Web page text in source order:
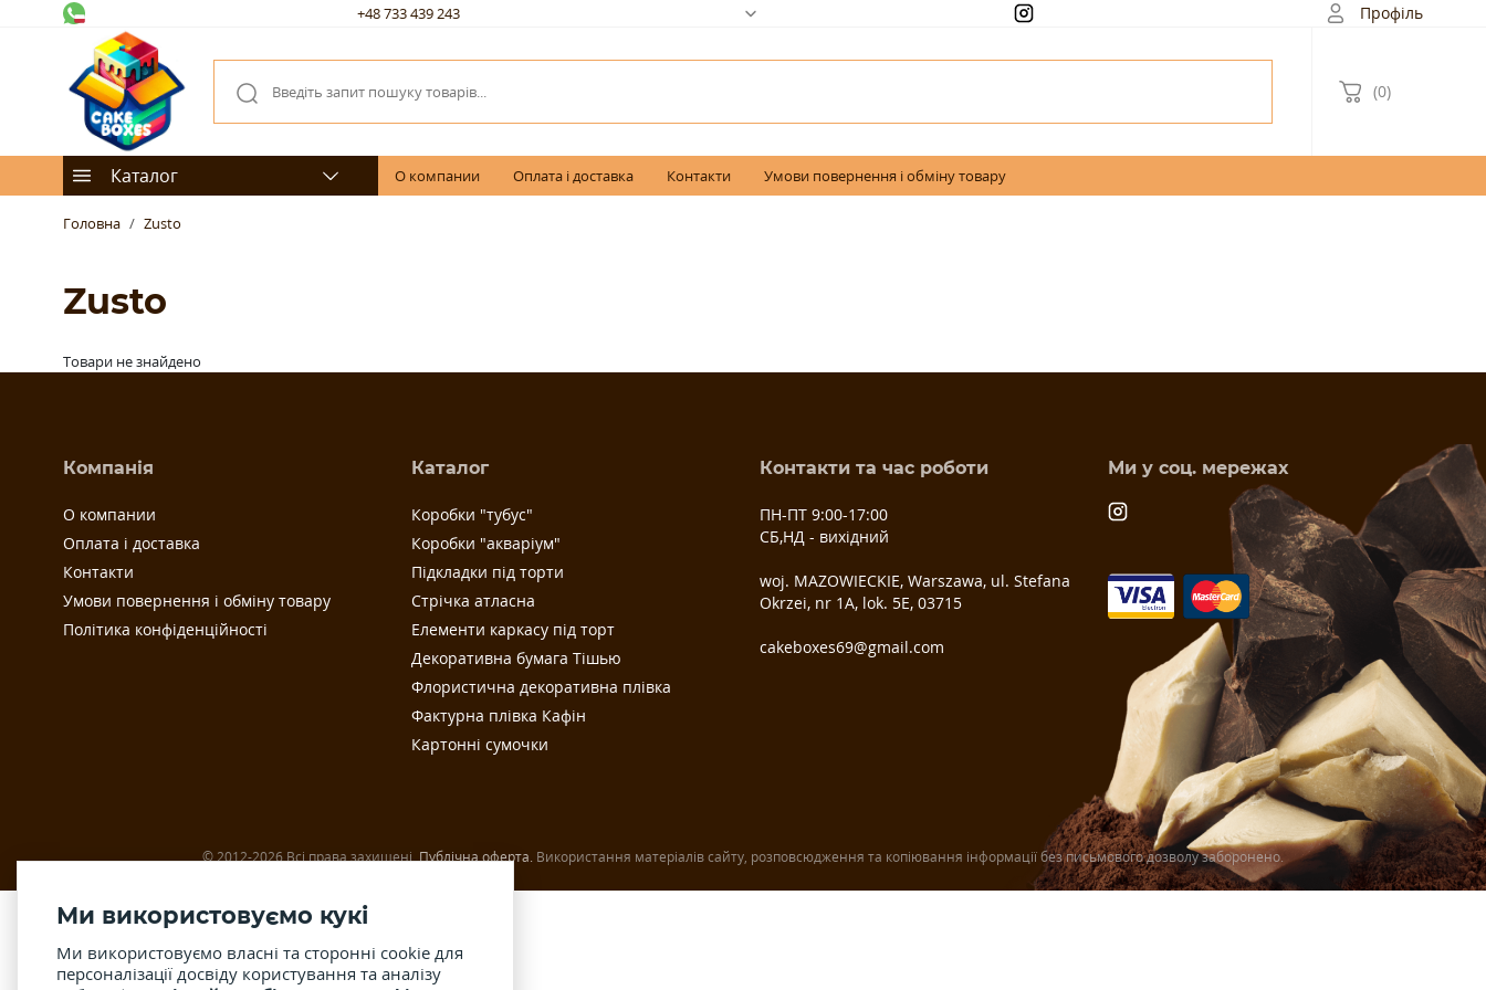
+48 733 439 243 Профіль
(0)
Каталог О компании Оплата і доставка Контакти Умови повернення і обміну товару
Головна Zusto
Zusto
Товари не знайдено
Компанія
О компании
Оплата і доставка
Контакти
Умови повернення і обміну товару
Політика конфіденційності
Каталог
Коробки "тубус"
Коробки "акваріум"
Підкладки під торти
Стрічка атласна
Елементи каркасу під торт
Декоративна бумага Тішью
Флористична декоративна плівка
Фактурна плівка Кафін
Картонні сумочки
Контакти та час роботи
ПН-ПТ 9:00-17:00
СБ,НД - вихідний
woj. MAZOWIECKIE, Warszawa, ul. Stefana
Okrzei, nr 1A, lok. 5E, 03­715
cakeboxes69@gmail.com
Ми у соц. мережах
© 2012-2026 Всі права захищені.Публічна оферта. Використання матеріалів сайту, розповсюдження та копіювання інформації без письмового дозволу заборонено.
Ми використовуємо кукі
Ми використовуємо власні та сторонні cookie для
персоналізації досвіду користування та аналізу